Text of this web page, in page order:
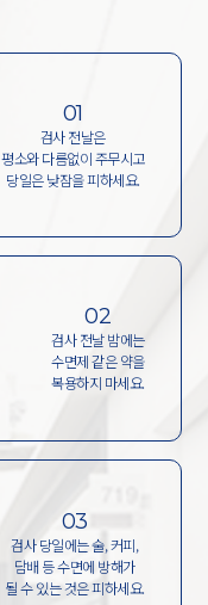
01
검사 전날은
평소와 다름없이 주무시고
당일은 낮잠을 피하세요.
02
검사 전날 밤에는
수면제 같은 약을
복용하지 마세요.
03
검사 당일에는 술, 커피,
담배 등 수면에 방해가
될 수 있는 것은 피하세요.